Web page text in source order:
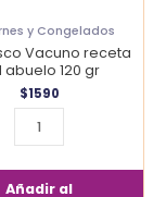
y Congelados
Vacuno receta
abuelo 120 gr
$1590
Añadir al